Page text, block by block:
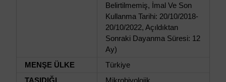
Belirtilmemiş, İmal Ve Son
Kullanma Tarihi: 20/10/2018-
20/10/2022, Açıldıktan
Sonraki Dayanma Süresi: 12
Ay)
MENŞE ÜLKE
Türkiye